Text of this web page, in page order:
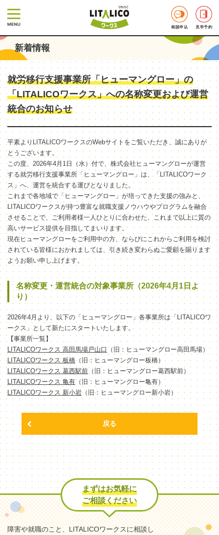
相談申込 見学予約
新着情報
就労移行支援事業所「ヒューマングロー」の
「LITALICOワークス」への名称変更および運営
統合のお知らせ
平素よりLITALICOワークスのWebサイトをご覧いただき、誠にありが
とうございます。
この度、2026年4月1日（水）付で、株式会社ヒューマングローが運営
する就労移行支援事業所「ヒューマングロー」は、「LITALICOワーク
ス」へ、運営を統合する運びとなりました。
これまで各地域で「ヒューマングロー」が培ってきた支援の強みと、
LITALICOワークスが持つ豊富な就職支援ノウハウやプログラムを融合
させることで、ご利用者様一人ひとりに合わせた、これまで以上に質の
高いサービス提供を目指してまいります。
現在ヒューマングローをご利用中の方、ならびにこれからご利用を検討
されている皆様におかれましては、引き続き変わらぬご愛顧を賜ります
ようお願い申し上げます。
名称変更・運営統合の対象事業所（2026年4月1日よ
り）
2026年4月より、以下の「ヒューマングロー」各事業所は「LITALICOワ
ークス」として新たにスタートいたします。
【事業所一覧】
LITALICOワークス 高田馬場戸山口 （旧：ヒューマングロー高田馬場）
LITALICOワークス 板橋（旧：ヒューマングロー板橋）
LITALICOワークス 葛西駅前 （旧：ヒューマングロー葛西駅前）
LITALICOワークス 亀有（旧：ヒューマングロー亀有）
LITALICOワークス 新小岩（旧：ヒューマングロー新小岩）
戻る
まずはお気軽に
ご相談ください
障害や就職のこと、LITALICOワークスに相談し